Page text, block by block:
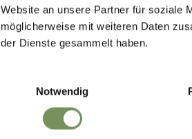
Website an unsere Partner für soziale
möglicherweise mit weiteren Daten
der Dienste gesammelt haben.
Notwendig
MEHR